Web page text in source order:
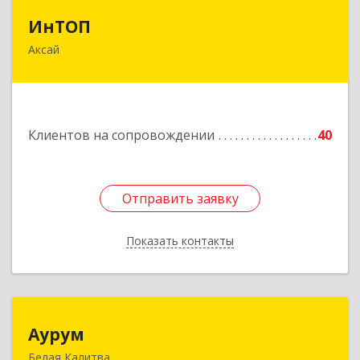
ИнТОП
Аксай
Клиентов на сопровождении 40
Отправить заявку
Показать контакты
344000, Ростов-на-Дону г, Буденновский пр-кт,
Отправить заявку
Назад
Аурум
Белая Калитва